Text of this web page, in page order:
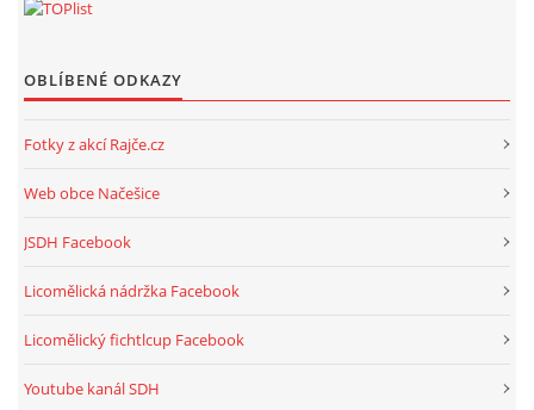
OBLÍBENÉ ODKAZY
Fotky z akcí Rajče.cz
Web obce Načešice
JSDH Facebook
Licomělická nádržka Facebook
Licomělický fichtlcup Facebook
Youtube kanál SDH